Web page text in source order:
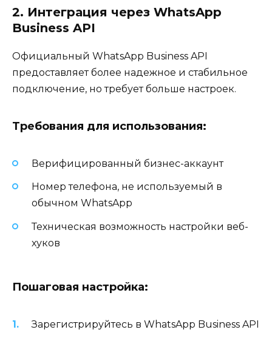
2. Интеграция через WhatsApp
Business API
Официальный WhatsApp Business API
предоставляет более надежное и стабильное
подключение, но требует больше настроек.
Требования для использования:
Верифицированный бизнес-аккаунт
Номер телефона, не используемый в
обычном WhatsApp
Техническая возможность настройки веб-
хуков
Пошаговая настройка:
Зарегистрируйтесь в WhatsApp Business API